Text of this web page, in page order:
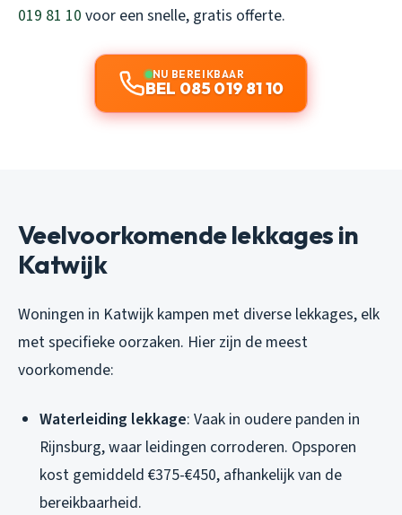
019 81 10 voor een snelle, gratis offerte.
NU BEREIKBAAR
BEL 085 019 81 10
Veelvoorkomende lekkages in
Katwijk
Woningen in Katwijk kampen met diverse lekkages, elk
met specifieke oorzaken. Hier zijn de meest
voorkomende:
Waterleiding lekkage: Vaak in oudere panden in
Rijnsburg, waar leidingen corroderen. Opsporen
kost gemiddeld €375-€450, afhankelijk van de
bereikbaarheid.